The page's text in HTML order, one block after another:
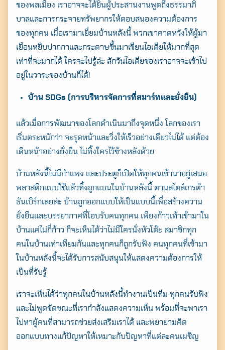
ของพลเมือง เราอาจจะได้ยินผู้ประสานงานพูดถึงธรรมาภิ
บาลและการกระจายทรัพยากรให้ตอบสนองความต้องการ
ของทุกคน เมื่อเรามาเยี่ยมบ้านหลังนี้ พวกเขาคาดหวังให้ผู้มา
เยือนหยิบปากกาและกระดาษขึ้นมาเขียนไอเดียให้มากที่สุด
เท่าที่จะมากได้ ใครจะไปรู้ล่ะ สักวันไอเดียของเราอาจจะเข้าไป
อยู่ในวาระของบ้านก็ได้!
บ้าน SDGs (การบริหารจัดการที่สมาร์ทและยั่งยืน)
แล้วเมื่อการพัฒนาของโลกดำเนินมาถึงจุดหนึ่ง โลกของเรา
เริ่มตระหนักว่า จะรุดหน้าและวิ่งให้เร็วอย่างเดียวไม่ได้ แต่ต้อง
เดินหน้าอย่างยั่งยืน ไม่ทิ้งใครไว้ข้างหลังด้วย
บ้านหลังนี้ไม่มีกำแพง และประตูก็เปิดให้ทุกคนเข้ามาอยู่เสมอ
พลาสติกแบบใช้แล้วทิ้งถูกแบนในบ้านหลังนี้ ตามสไตล์เกรต้า
ธันเบิร์กเลยล่ะ บ้านถูกออกแบบให้เป็นแบบนี้เพื่อสร้างความ
ยั่งยืนและบรรยากาศที่โอบรับคนทุกคน เพียงก้าวเท้าเข้ามาใน
บ้านแค่ไม่กี่ก้าว ก็จะเห็นได้ว่าไม่มีใครนั่งหัวโต๊ะ สมาชิกทุก
คนในบ้านเท่าเทียมกันและทุกคนก็ถูกรับฟัง คนทุกคนที่เข้ามา
ในบ้านหลังนี้จะได้รับการสนับสนุนให้แสดงความต้องการให้
เป็นที่รับรู้
เราจะเห็นได้ว่าทุกคนในบ้านหลังนี้ทำงานเป็นทีม ทุกคนรับฟัง
และไม่พูดขัดขณะที่เรากำลังแสดงความเห็น พร้อมที่จะพาเรา
ไปหาผู้คนที่สามารถช่วยส่งเสริมเราได้ และพยายามคิด
ออกแบบทางแก้ปัญหาให้เหมาะกับปัญหาที่แต่ละคนเผชิญ